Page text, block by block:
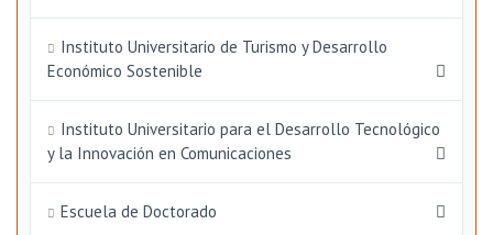
Instituto Universitario de Turismo y Desarrollo
Económico Sostenible
Instituto Universitario para el Desarrollo Tecnológico
y la Innovación en Comunicaciones
Escuela de Doctorado